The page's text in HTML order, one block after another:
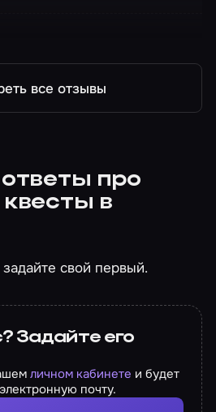
все отзывы
про
в
свой первый.
Задайте его
личном кабинете и будет
почту.